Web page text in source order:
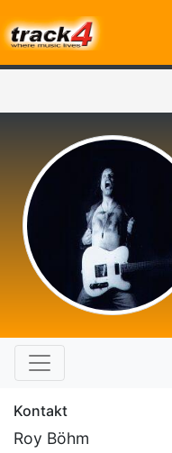
Kontakt
Roy Böhm